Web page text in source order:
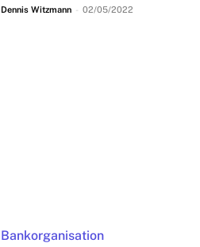
Dennis Witzmann - 02/05/2022
Bankorganisation